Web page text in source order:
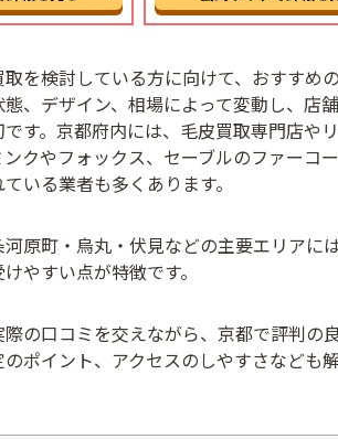
を検討している方に向けて、おすすめ
、デザイン、相場によって変動し、店
す。京都府内には、毛皮買取専門店や
クやフォックス、セーブルのファーコ
いる業者も多くあります。
原町・烏丸・伏見などの主要エリアに
やすい点が特徴です。
際の口コミを交えながら、京都で評判の
ポイント、アクセスのしやすさなども